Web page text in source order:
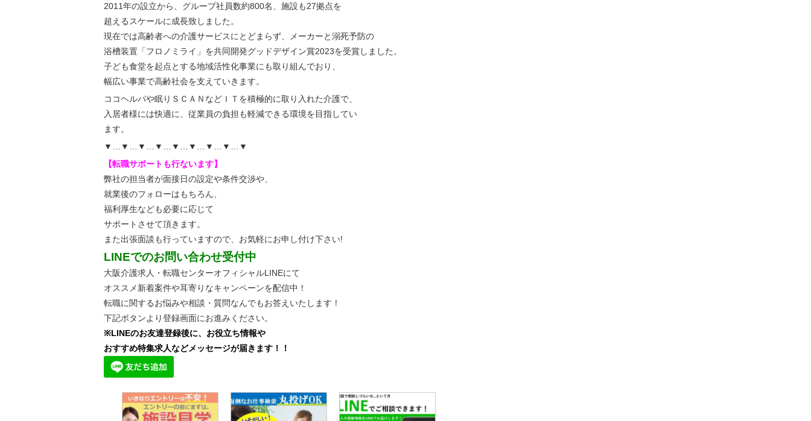
2011年の設立から、グループ社員数約800名、施設も27拠点を
超えるスケールに成長致しました。
現在では高齢者への介護サービスにとどまらず、メーカーと溺死予防の
浴槽装置「フロノミライ」を共同開発グッドデザイン賞2023を受賞しました。
子ども食堂を起点とする地域活性化事業にも取り組んでおり、
幅広い事業で高齢社会を支えていきます。
ココヘルパや眠りＳＣＡＮなどＩＴを積極的に取り入れた介護で、
入居者様には快適に、従業員の負担も軽減できる環境を目指してい
ます。
▼…▼…▼…▼…▼…▼…▼…▼…▼
【転職サポートも行ないます】
弊社の担当者が面接日の設定や条件交渉や、
就業後のフォローはもちろん、
福利厚生なども必要に応じて
サポートさせて頂きます。
また出張面談も行っていますので、 お気軽にお申し付け下さい!
LINEでのお問い合わせ受付中
大阪介護求人・転職センターオフィシャルLINEにて
オススメ新着案件や耳寄りなキャンペーンを配信中！
転職に関するお悩みや相談・質問なんでもお答えいたします！
下記ボタンより登録画面にお進みください。
※LINEのお友達登録後に、お役立ち情報や
おすすめ特集求人などメッセージが届きます！！